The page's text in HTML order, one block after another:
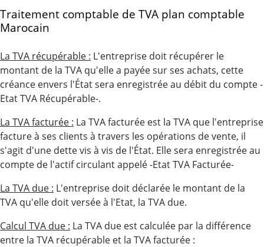
Traitement comptable de TVA plan comptable
Marocain
La TVA récupérable : L'entreprise doit récupérer le
montant de la TVA qu'elle a payée sur ses achats, cette
créance envers l'État sera enregistrée au débit du compte -
Etat TVA Récupérable-.
La TVA facturée : La TVA facturée est la TVA que l'entreprise
facture à ses clients à travers les opérations de vente, il
s'agit d'une dette vis à vis de l'État. Elle sera enregistrée au
compte de l'actif circulant appelé -Etat TVA Facturée-
La TVA due : L'entreprise doit déclarée le montant de la
TVA qu'elle doit versée à l'Etat, la TVA due.
Calcul TVA due : La TVA due est calculée par la différence
entre la TVA récupérable et la TVA facturée :